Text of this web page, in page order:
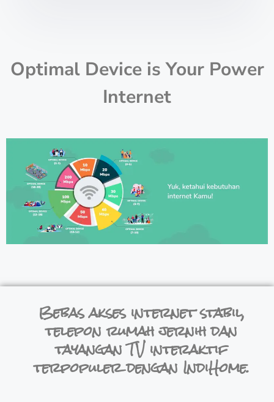
Optimal Device is Your Power
Internet
Bebas akses internet stabil,
telepon rumah jernih dan
tayangan TV interaktif
terpopuler dengan IndiHome.